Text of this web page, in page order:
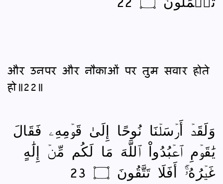
और उनपर और नौकाओं पर तुम सवार होते
हो॥22॥
وَلَقَدۡ أَرۡسَلۡنَا نُوحًا إِلَىٰ قَوۡمِهِۦ فَقَالَ
يَٰقَوۡمِ ٱعۡبُدُواْ ٱللَّهَ مَا لَكُم مِّنۡ إِلَٰهٍ
غَيۡرُهُۥٓۚ أَفَلَا تَتَّقُونَ ۝ 23